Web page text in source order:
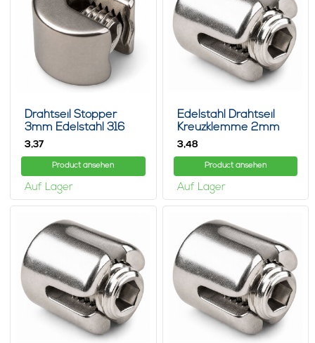
Drahtseil Stopper
3mm Edelstahl 316
3,37
Product ansehen
Auf Lager
Edelstahl Drahtseil
Kreuzklemme 2mm
3,48
Product ansehen
Auf Lager